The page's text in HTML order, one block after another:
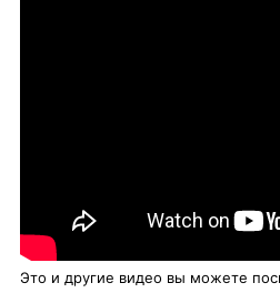
Это и другие видео вы можете